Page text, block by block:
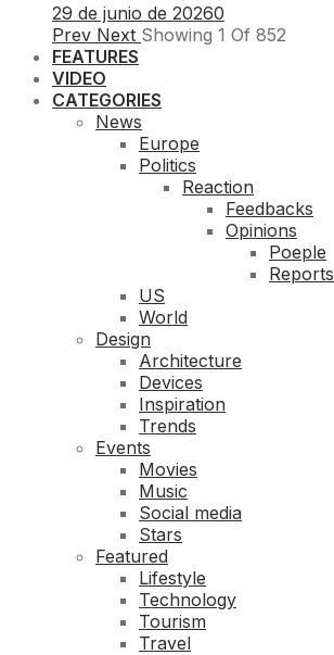
29 de junio de 20260
Prev Next Showing 1 Of 852
FEATURES
VIDEO
CATEGORIES
News
Europe
Politics
Reaction
Feedbacks
Opinions
Poeple
Reports
US
World
Design
Architecture
Devices
Inspiration
Trends
Events
Movies
Music
Social media
Stars
Featured
Lifestyle
Technology
Tourism
Travel